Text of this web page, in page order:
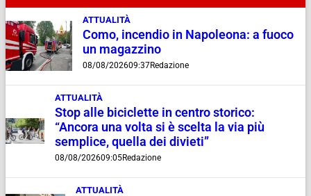
ATTUALITÀ
Como, incendio in Napoleona: a fuoco
un magazzino
08/08/202609:37Redazione
ATTUALITÀ
Stop alle biciclette in centro storico:
“Ancora una volta si è scelta la via più
semplice, quella dei divieti”
08/08/202609:05Redazione
ATTUALITÀ